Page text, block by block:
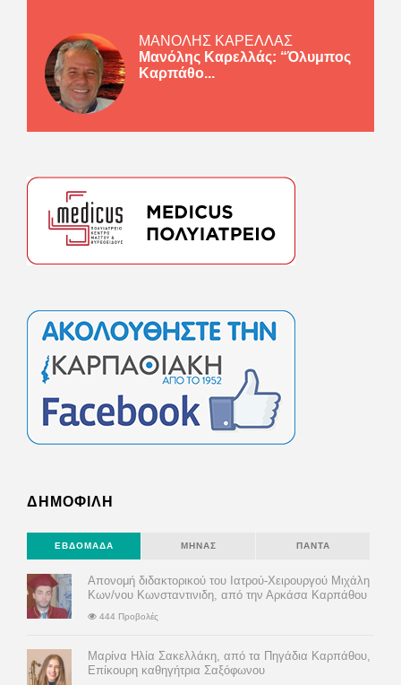
ΜΑΝΟΛΗΣ ΚΑΡΕΛΛΑΣ
Μανόλης Καρελλάς: “Όλυμπος
Καρπάθο...
ΔΗΜΟΦΙΛΗ
ΕΒΔΟΜΆΔΑ ΜΉΝΑΣ ΠΆΝΤΑ
Απονομή διδακτορικού του Ιατρού-Χειρουργού Μιχάλη
Κων/νου Κωνσταντινιδη, από την Αρκάσα Καρπάθου
444 Προβολές
Μαρίνα Ηλία Σακελλάκη, από τα Πηγάδια Καρπάθου,
Επίκουρη καθηγήτρια Σαξόφωνου